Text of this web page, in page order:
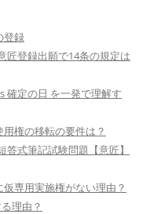
登録
登録出願で14条の規定は
確定の日 を一発で理解す
権の移転の要件は？
式筆記試験問題【意匠】
専用実施権がない理由？
理由？